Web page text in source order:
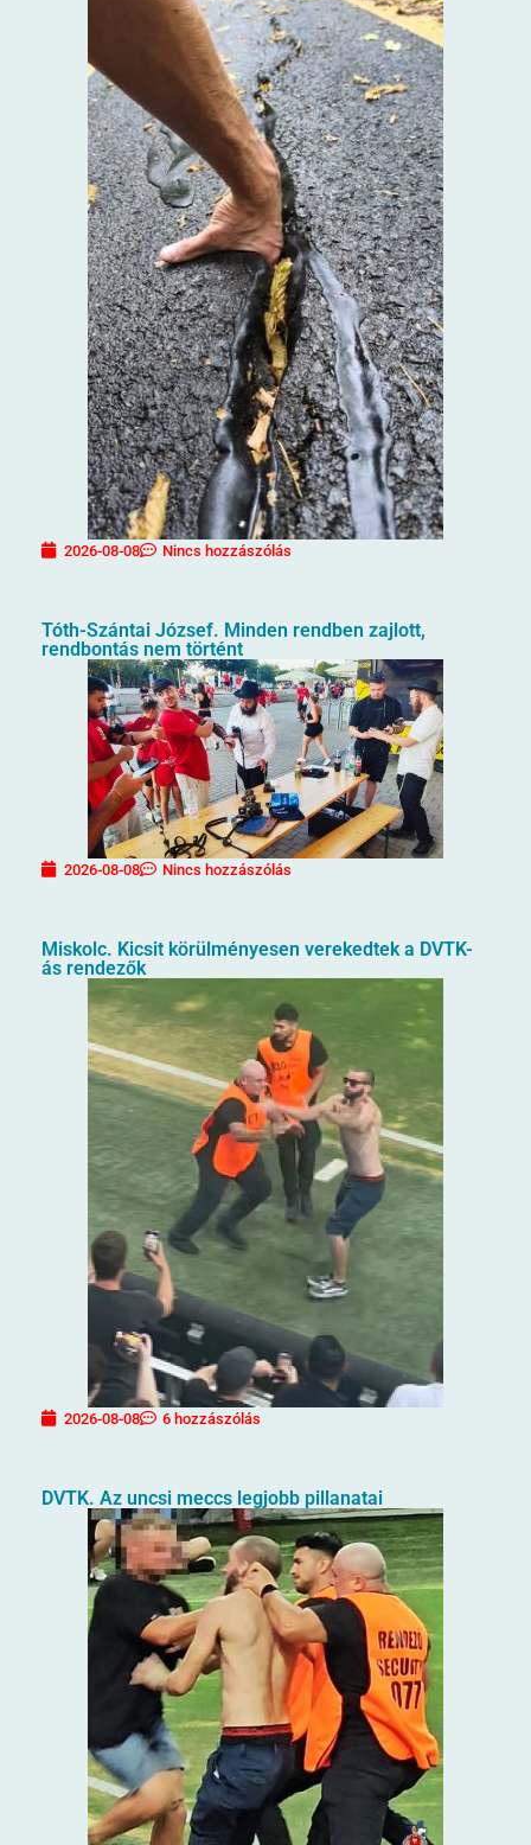
2026-08-08 Nincs hozzászólás
Tóth-Szántai József. Minden rendben zajlott,
rendbontás nem történt
2026-08-08 Nincs hozzászólás
Miskolc. Kicsit körülményesen verekedtek a DVTK-
ás rendezők
2026-08-08 6 hozzászólás
DVTK. Az uncsi meccs legjobb pillanatai